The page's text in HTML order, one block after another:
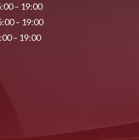
– 19:00
– 19:00
– 19:00